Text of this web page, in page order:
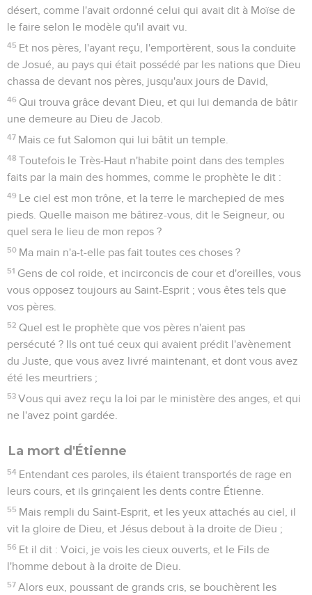
désert, comme l'avait ordonné celui qui avait dit à Moïse de
le faire selon le modèle qu'il avait vu.
45 Et nos pères, l'ayant reçu, l'emportèrent, sous la conduite
de Josué, au pays qui était possédé par les nations que Dieu
chassa de devant nos pères, jusqu'aux jours de David,
46 Qui trouva grâce devant Dieu, et qui lui demanda de bâtir
une demeure au Dieu de Jacob.
47 Mais ce fut Salomon qui lui bâtit un temple.
48 Toutefois le Très-Haut n'habite point dans des temples
faits par la main des hommes, comme le prophète le dit :
49 Le ciel est mon trône, et la terre le marchepied de mes
pieds. Quelle maison me bâtirez-vous, dit le Seigneur, ou
quel sera le lieu de mon repos ?
50 Ma main n'a-t-elle pas fait toutes ces choses ?
51 Gens de col roide, et incirconcis de cour et d'oreilles, vous
vous opposez toujours au Saint-Esprit ; vous êtes tels que
vos pères.
52 Quel est le prophète que vos pères n'aient pas
persécuté ? Ils ont tué ceux qui avaient prédit l'avènement
du Juste, que vous avez livré maintenant, et dont vous avez
été les meurtriers ;
53 Vous qui avez reçu la loi par le ministère des anges, et qui
ne l'avez point gardée.
La mort d'Étienne
54 Entendant ces paroles, ils étaient transportés de rage en
leurs cours, et ils grinçaient les dents contre Étienne.
55 Mais rempli du Saint-Esprit, et les yeux attachés au ciel, il
vit la gloire de Dieu, et Jésus debout à la droite de Dieu ;
56 Et il dit : Voici, je vois les cieux ouverts, et le Fils de
l'homme debout à la droite de Dieu.
57 Alors eux, poussant de grands cris, se bouchèrent les